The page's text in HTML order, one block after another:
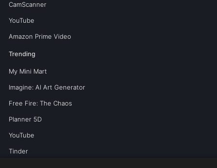
CamScanner
YouTube
Amazon Prime Video
Trending
My Mini Mart
Imagine: AI Art Generator
Free Fire: The Chaos
Planner 5D
YouTube
Tinder